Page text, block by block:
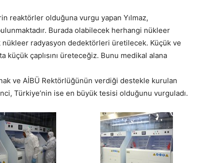
reaktörler olduğuna vurgu yapan Yılmaz,
Burada olabilecek herhangi nükleer
nükleer radyasyon dedektörleri üretilecek. Küçük ve
küçük çaplısını üreteceğiz. Bunu medikal alana
ve AİBÜ Rektörlüğünün verdiği destekle kurulan
Türkiye’nin ise en büyük tesisi olduğunu vurguladı.